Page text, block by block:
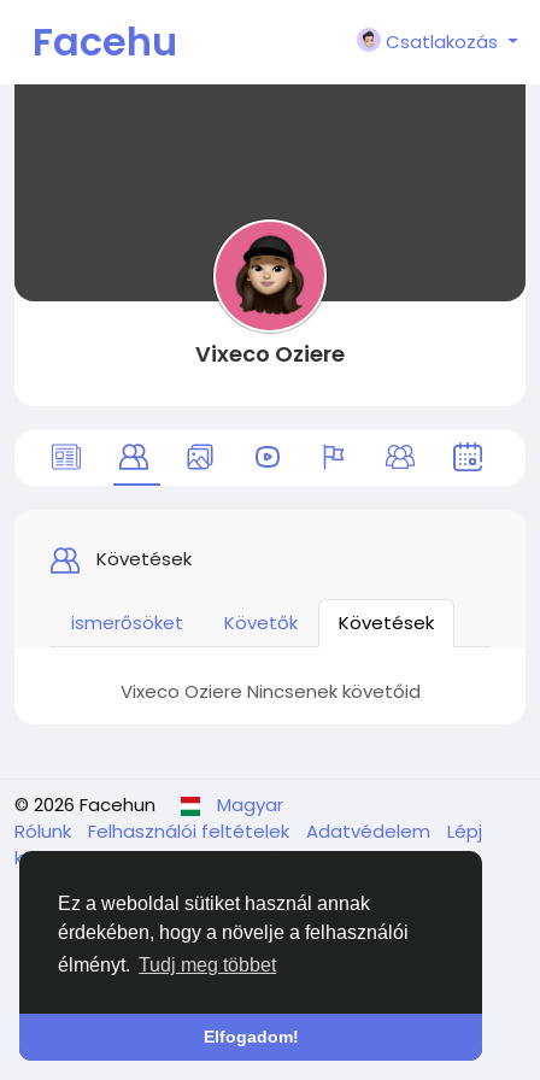
Ez a weboldal sütiket használ annak
érdekében, hogy a növelje a felhasználói
élményt. Tudj meg többet
Elfogadom!
Facehu
Csatlakozás
Vixeco Oziere
Követések
ismerősöket Követők Követések
Vixeco Oziere Nincsenek követőid
© 2026 Facehun
Magyar
Rólunk
Felhasználói feltételek Adatvédelem
Lépj
kapcsolatba velünk Könyvtár